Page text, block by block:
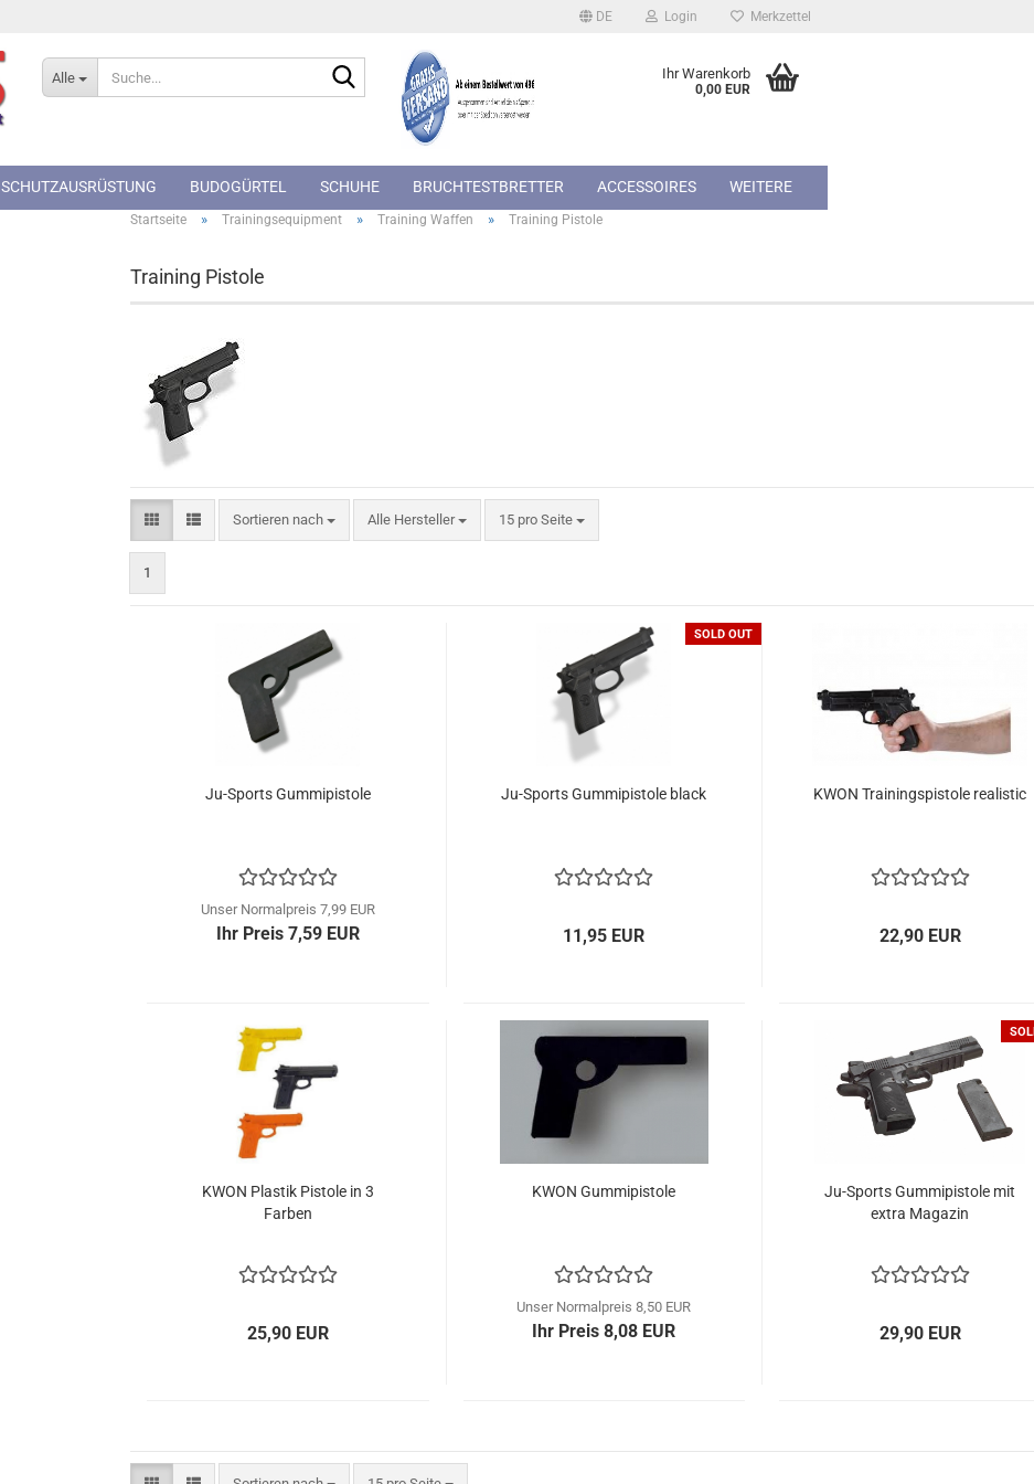
DE Login Merkzettel
Alle
Suche... Ihr Warenkorb
0,00 EUR
SCHUTZAUSRÜSTUNG BUDOGÜRTEL SCHUHE BRUCHTESTBRETTER ACCESSOIRES WEITERE
Startseite » Trainingsequipment » Training Waffen » Training Pistole
Training Pistole
Sortieren nach
Sortieren nach Alle Hersteller 15 pro Seite
pro Seite
1
Ju-Sports Gummipistole
Unser Normalpreis 7,99 EUR
Ihr Preis 7,59 EUR
SOLD OUT
Ju-Sports Gummipistole black
11,95 EUR
KWON Trainingspistole realistic
22,90 EUR
KWON Plastik Pistole in 3
Farben
25,90 EUR
KWON Gummipistole
Unser Normalpreis 8,50 EUR
Ihr Preis 8,08 EUR
Ju-Sports Gummipistole mit
extra Magazin
29,90 EUR